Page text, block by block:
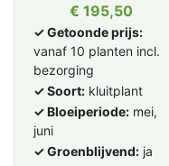
Prijs
€ 195,50
✓ Getoonde prijs:
vanaf 10 planten incl.
bezorging
✓ Soort: kluitplant
✓ Bloeiperiode: mei,
juni
✓ Groenblijvend: ja